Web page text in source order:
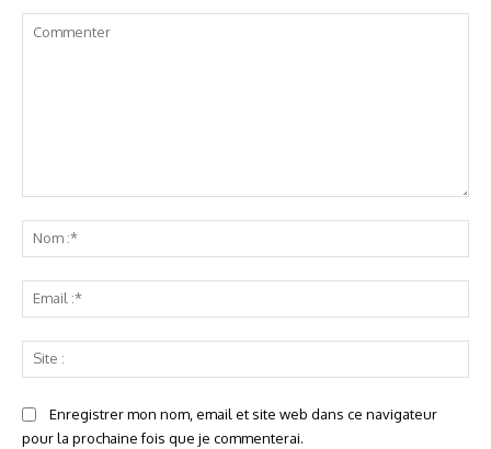
:*
:*
:
Enregistrer mon nom, email et site web dans ce navigateur
pour la prochaine fois que je commenterai.